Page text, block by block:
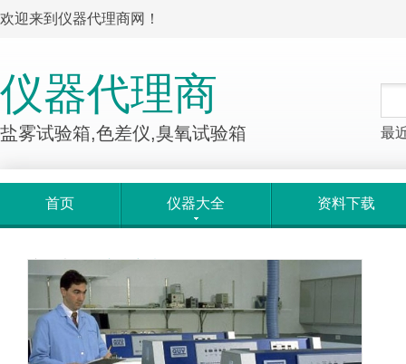
欢迎来到仪器代理商网！
仪器代理商
盐雾试验箱,色差仪,臭氧试验箱 最
首页 仪器大全 资料下载
产品大全